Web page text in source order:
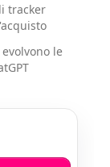
tracker
le